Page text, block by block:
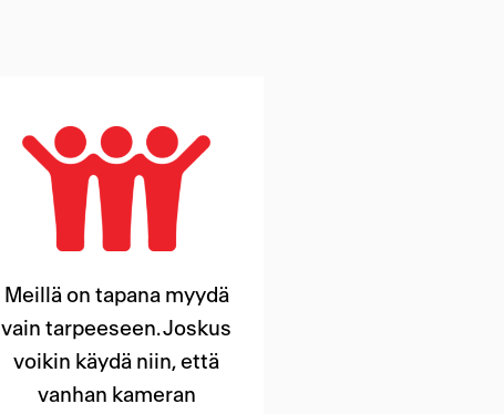
Meillä on tapana myydä
vain tarpeeseen. Joskus
voikin käydä niin, että
vanhan kameran